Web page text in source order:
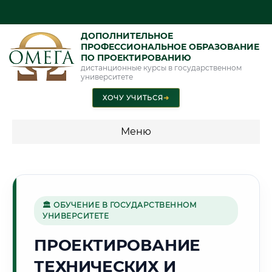
ДОПОЛНИТЕЛЬНОЕ
ПРОФЕССИОНАЛЬНОЕ ОБРАЗОВАНИЕ
ПО ПРОЕКТИРОВАНИЮ
дистанционные курсы в государственном
университете
ХОЧУ УЧИТЬСЯ➜
Меню
⛏️
Г. КЕМЕРОВО
🏛 ОБУЧЕНИЕ В ГОСУДАРСТВЕННОМ
УНИВЕРСИТЕТЕ
ПРОЕКТИРОВАНИЕ
ТЕХНИЧЕСКИХ И